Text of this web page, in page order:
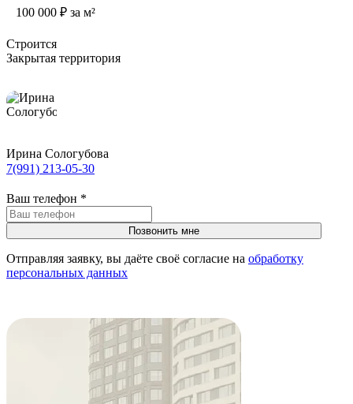
100 000 ₽ за м²
Строится
Закрытая территория
Ирина Сологубова
7(991) 213-05-30
Ваш телефон *
Отправляя заявку, вы даёте своё согласие на обработку
персональных данных